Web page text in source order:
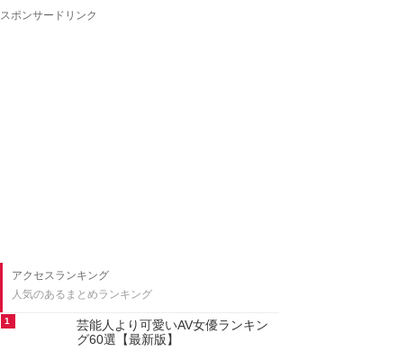
スポンサードリンク
アクセスランキング
人気のあるまとめランキング
1
芸能人より可愛いAV女優ランキン
グ60選【最新版】